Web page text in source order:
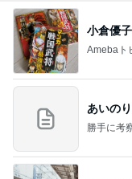
小倉優
Amebaト
あいの
勝手に考